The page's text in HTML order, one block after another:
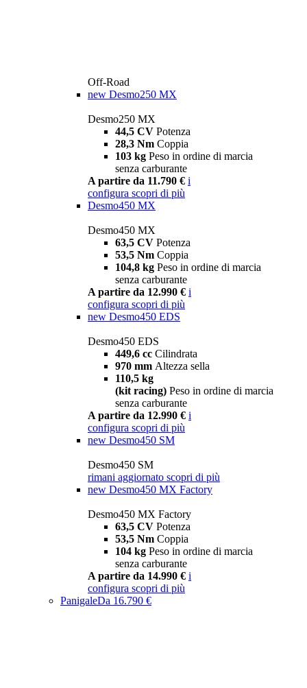
Off-Road
new Desmo250 MX
Desmo250 MX
44,5 CV Potenza
28,3 Nm Coppia
103 kg Peso in ordine di marcia
senza carburante
A partire da 11.790 € i
configura scopri di più
Desmo450 MX
Desmo450 MX
63,5 CV Potenza
53,5 Nm Coppia
104,8 kg Peso in ordine di marcia
senza carburante
A partire da 12.990 € i
configura scopri di più
new Desmo450 EDS
Desmo450 EDS
449,6 cc Cilindrata
970 mm Altezza sella
110,5 kg
(kit racing) Peso in ordine di marcia
senza carburante
A partire da 12.990 € i
configura scopri di più
new Desmo450 SM
Desmo450 SM
rimani aggiornato scopri di più
new Desmo450 MX Factory
Desmo450 MX Factory
63,5 CV Potenza
53,5 Nm Coppia
104 kg Peso in ordine di marcia
senza carburante
A partire da 14.990 € i
configura scopri di più
PanigaleDa 16.790 €